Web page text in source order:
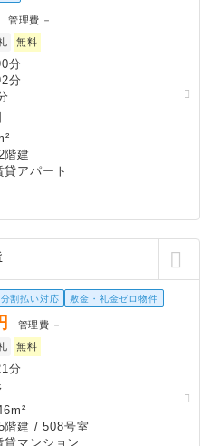
管理費 －
無料
分
分
階建
貸アパート
割払い対応 敷金・礼金ゼロ物件
管理費 －
無料
分
階建 / 508号室
貸マンション